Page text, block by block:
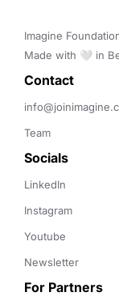
Imagine
Made with 🤍 in
Contact
Team
Socials
LinkedIn
Instagram
Youtube
Newsletter
For Partners